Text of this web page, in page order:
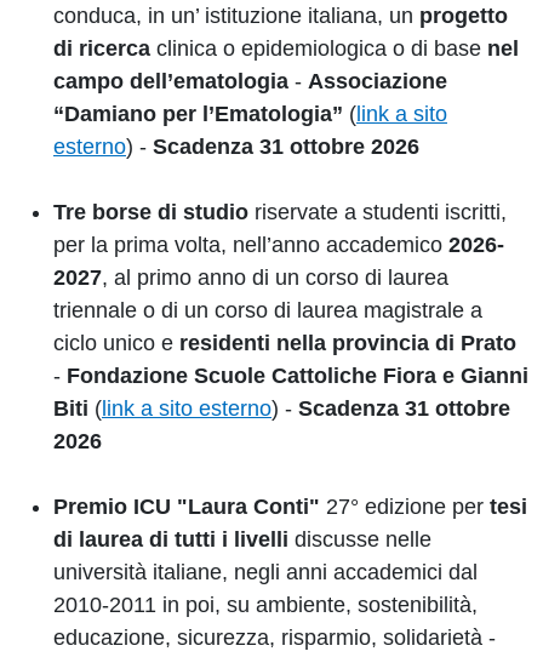
conduca, in un’ istituzione italiana, un progetto
di ricerca clinica o epidemiologica o di base nel
campo dell’ematologia - Associazione
“Damiano per l’Ematologia” ( link a sito
esterno) - Scadenza 31 ottobre 2026
Tre borse di studio riservate a studenti iscritti,
per la prima volta, nell’anno accademico 2026-
2027, al primo anno di un corso di laurea
triennale o di un corso di laurea magistrale a
ciclo unico e residenti nella provincia di Prato
- Fondazione Scuole Cattoliche Fiora e Gianni
Biti ( link a sito esterno) - Scadenza 31 ottobre
2026
Premio ICU "Laura Conti" 27° edizione per tesi
di laurea di tutti i livelli discusse nelle
università italiane, negli anni accademici dal
2010-2011 in poi, su ambiente, sostenibilità,
educazione, sicurezza, risparmio, solidarietà -